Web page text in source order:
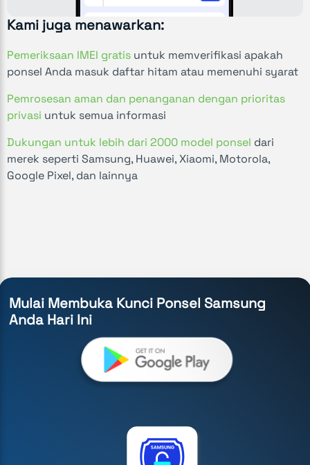
Kami juga menawarkan:
Pemeriksaan IMEI gratis untuk memverifikasi apakah
ponsel Anda masuk daftar hitam atau memenuhi syarat
Pemrosesan aman dan penanganan dengan prioritas
privasi untuk semua informasi
Dukungan untuk lebih dari 2000 model ponsel dari
merek seperti Samsung, Huawei, Xiaomi, Motorola,
Google Pixel, dan lainnya
Mulai Membuka Kunci Ponsel Samsung
Anda Hari Ini